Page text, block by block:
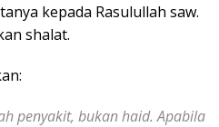
kepada Rasulullah saw.
shalat.
penyakit, bukan haid. Apabila